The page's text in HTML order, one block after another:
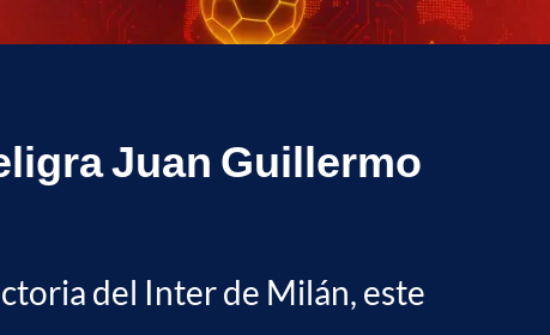
Juan Guillermo
del Inter de Milán, este